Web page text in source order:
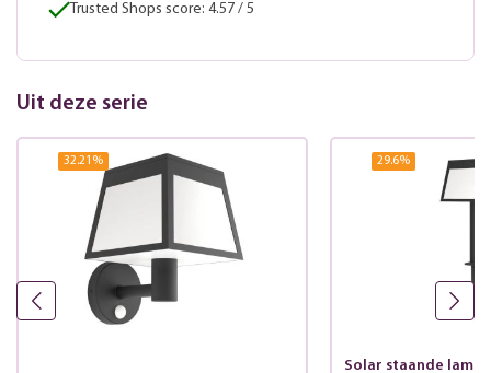
Trusted Shops score: 4.57 / 5
Uit deze serie
32.21 % 29.6%
Solar staande lamp